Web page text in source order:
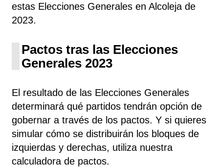
estas Elecciones Generales en Alcoleja de
2023.
Pactos tras las Elecciones
Generales 2023
El resultado de las Elecciones Generales
determinará qué partidos tendrán opción de
gobernar a través de los pactos. Y si quieres
simular cómo se distribuirán los bloques de
izquierdas y derechas, utiliza nuestra
calculadora de pactos.